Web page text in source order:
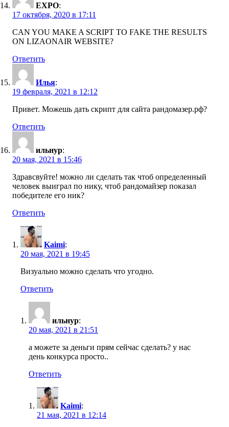
EXPO:
17 октября, 2020 в 17:11
CAN YOU MAKE A SCRIPT TO FAKE THE RESULTS
ON LIZAONAIR WEBSITE?
Ответить
Илья:
19 февраля, 2021 в 12:12
Привет. Можешь дать скрипт для сайта рандомазер.рф?
Ответить
ильнур:
20 мая, 2021 в 15:46
Здравсвуйте! можно ли сделать так чтоб определенный
человек выиграл по нику, чтоб рандомайзер показал
победителе его ник?
Ответить
Kaimi:
20 мая, 2021 в 19:45
Визуально можно сделать что угодно.
Ответить
ильнур:
20 мая, 2021 в 21:51
а можете за деньги прям сейчас сделать? у нас
день конкурса просто..
Ответить
Kaimi:
21 мая, 2021 в 12:14